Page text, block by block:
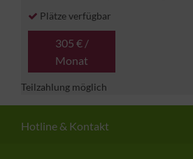
Plätze verfügbar
305 € /
Monat
Teilzahlung möglich
Hotline & Kontakt